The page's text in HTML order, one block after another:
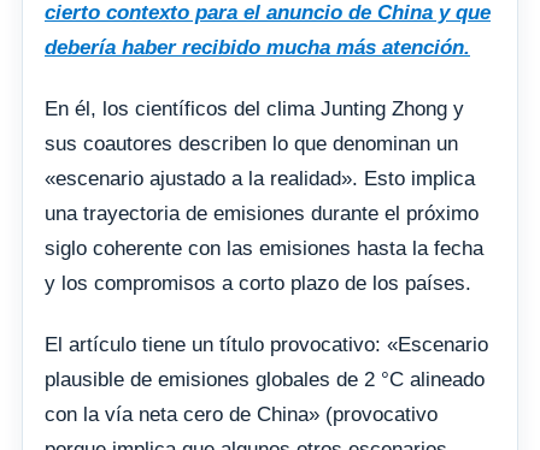
cierto contexto para el anuncio de China y que
debería haber recibido mucha más atención.
En él, los científicos del clima Junting Zhong y
sus coautores describen lo que denominan un
«escenario ajustado a la realidad». Esto implica
una trayectoria de emisiones durante el próximo
siglo coherente con las emisiones hasta la fecha
y los compromisos a corto plazo de los países.
El artículo tiene un título provocativo: «Escenario
plausible de emisiones globales de 2 °C alineado
con la vía neta cero de China» (provocativo